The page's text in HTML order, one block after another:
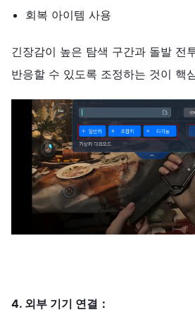
회복 아이템 사용
긴장감이 높은 탐색 구간과 돌발 전
반응할 수 있도록 조정하는 것이 핵
4. 외부 기기 연결 ：